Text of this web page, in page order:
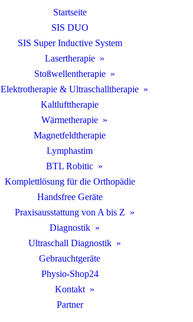
Startseite
SIS DUO
SIS Super Inductive System
Lasertherapie
Stoßwellentherapie
Elektrotherapie & Ultraschalltherapie
Kaltlufttherapie
Wärmetherapie
Magnetfeldtherapie
Lymphastim
BTL Robitic
Komplettlösung für die Orthopädie
Handsfree Geräte
Praxisausstattung von A bis Z
Diagnostik
Ultraschall Diagnostik
Gebrauchtgeräte
Physio-Shop24
Kontakt
Partner